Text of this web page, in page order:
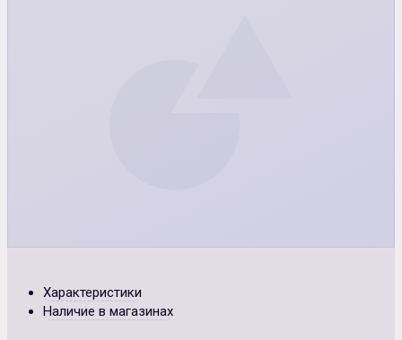
Характеристики
Наличие в магазинах